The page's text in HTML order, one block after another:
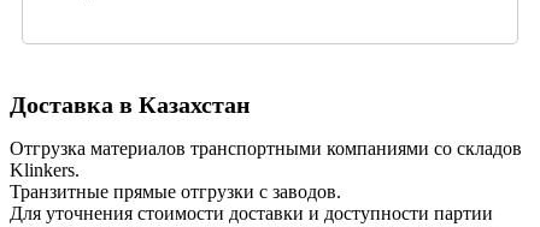
Доставка в Казахстан
Отгрузка материалов транспортными компаниями со складов
Klinkers.
Транзитные прямые отгрузки с заводов.
Для уточнения стоимости доставки и доступности партии